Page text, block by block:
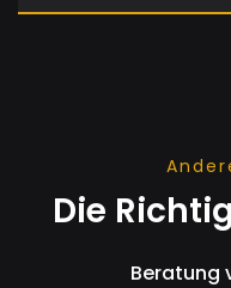
Die
Beratung